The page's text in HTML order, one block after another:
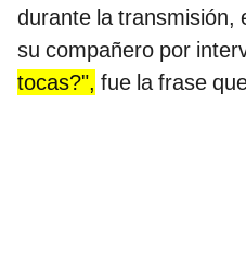
durante la transmisión,
su compañero por
tocas?", fue la frase